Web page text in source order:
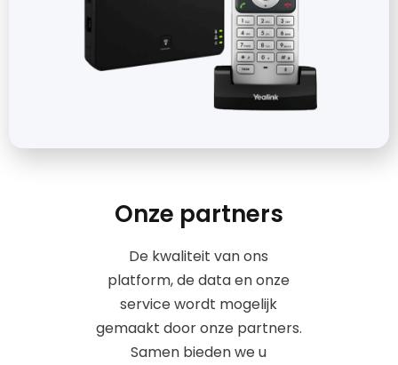
Onze partners
De kwaliteit van ons
platform, de data en onze
service wordt mogelijk
gemaakt door onze partners.
Samen bieden we u